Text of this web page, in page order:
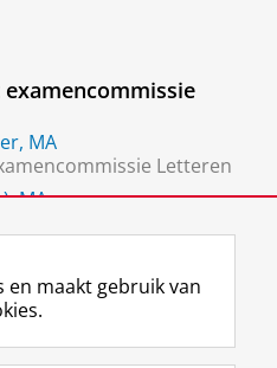
MA
Letteren
MA
F
L
R I
Y
en maakt gebruik van